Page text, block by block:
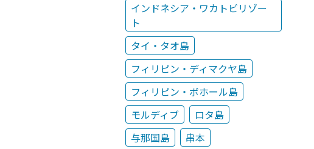
インドネシア・ワカトビリゾー
ト
タイ・タオ島
フィリピン・ディマクヤ島
フィリピン・ボホール島
モルディブ
ロタ島
与那国島
串本